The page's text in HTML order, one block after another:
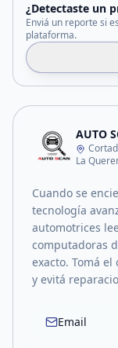
¿Detectaste un
Enviá un reporte si
plataforma.
AUTO
La
Cuando se
tecnología
automotrices
computadoras
exacto. Tomá
y evitá
Email